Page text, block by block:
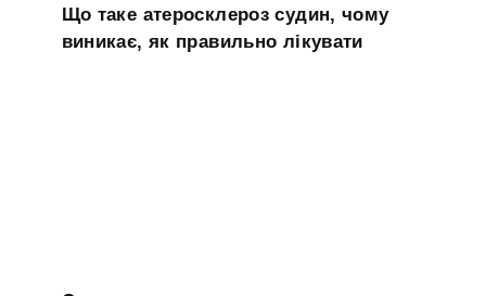
Що таке атеросклероз судин, чому
виникає, як правильно лікувати